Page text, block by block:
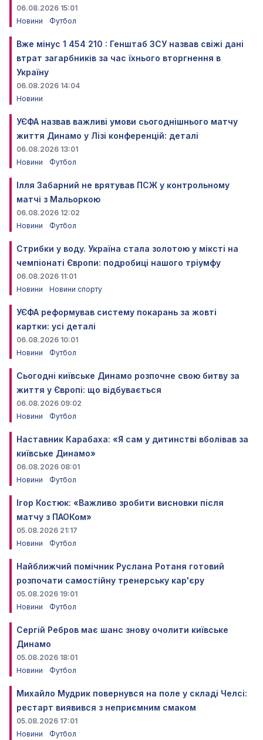
06.08.2026 15:01
Новини
Футбол
Вже мінус 1 454 210 : Генштаб ЗСУ назвав свіжі дані
втрат загарбників за час їхнього вторгнення в
Україну
06.08.2026 14:04
Новини
УЄФА назвав важливі умови сьогоднішнього матчу
життя Динамо у Лізі конференцій: деталі
06.08.2026 13:01
Новини
Футбол
Ілля Забарний не врятував ПСЖ у контрольному
матчі з Мальоркою
06.08.2026 12:02
Новини
Футбол
Стрибки у воду. Україна стала золотою у міксті на
чемпіонаті Європи: подробиці нашого тріумфу
06.08.2026 11:01
Новини
Новини спорту
УЄФА реформував систему покарань за жовті
картки: усі деталі
06.08.2026 10:01
Новини
Футбол
Сьогодні київське Динамо розпочне свою битву за
життя у Європі: що відбувається
06.08.2026 09:02
Новини
Футбол
Наставник Карабаха: «Я сам у дитинстві вболівав за
київське Динамо»
06.08.2026 08:01
Новини
Футбол
Ігор Костюк: «Важливо зробити висновки після
матчу з ПАОКом»
05.08.2026 21:17
Новини
Футбол
Найближчий помічник Руслана Ротаня готовий
розпочати самостійну тренерську кар'єру
05.08.2026 19:01
Новини
Футбол
Сергій Ребров має шанс знову очолити київське
Динамо
05.08.2026 18:01
Новини
Футбол
Михайло Мудрик повернувся на поле у складі Челсі:
рестарт виявився з неприємним смаком
05.08.2026 17:01
Новини
Футбол